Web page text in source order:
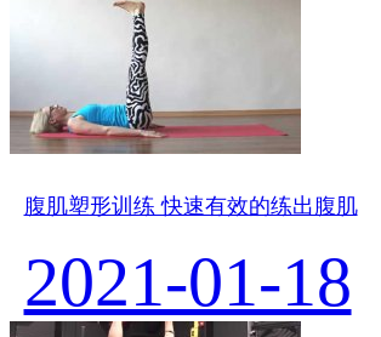
腹肌塑形训练 快速有效的练出腹肌
2021-01-18